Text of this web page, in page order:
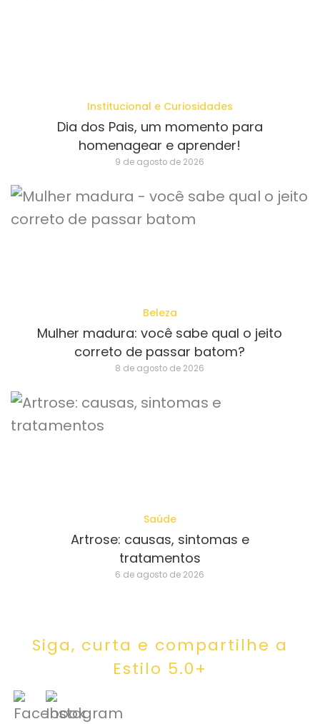
Institucional e Curiosidades
Dia dos Pais, um momento para
homenagear e aprender!
9 de agosto de 2026
Beleza
Mulher madura: você sabe qual o jeito
correto de passar batom?
8 de agosto de 2026
Saúde
Artrose: causas, sintomas e
tratamentos
6 de agosto de 2026
Siga, curta e compartilhe a
Estilo 5.0+